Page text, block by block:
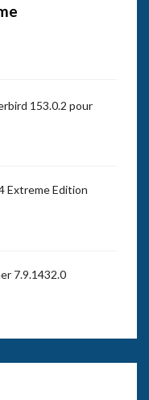
153.0.2 pour
Extreme Edition
7.9.1432.0